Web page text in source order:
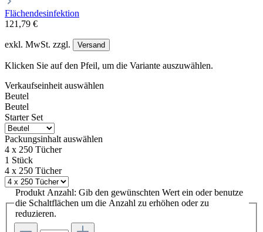
Flächendesinfektion
121,79 €
exkl. MwSt. zzgl. Versand
Klicken Sie auf den Pfeil, um die Variante auszuwählen.
Verkaufseinheit auswählen
Beutel
Beutel
Starter Set
Packungsinhalt auswählen
4 x 250 Tücher
1 Stück
4 x 250 Tücher
Produkt Anzahl: Gib den gewünschten Wert ein oder benutze
die Schaltflächen um die Anzahl zu erhöhen oder zu
reduzieren.